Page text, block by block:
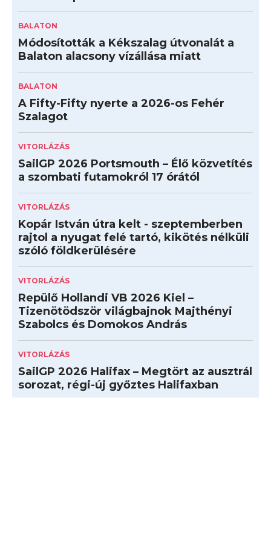
BALATON
Módosították a Kékszalag útvonalát a
Balaton alacsony vízállása miatt
BALATON
A Fifty-Fifty nyerte a 2026-os Fehér
Szalagot
VITORLÁZÁS
SailGP 2026 Portsmouth – Élő közvetítés
a szombati futamokról 17 órától
VITORLÁZÁS
Kopár István útra kelt - szeptemberben
rajtol a nyugat felé tartó, kikötés nélküli
szóló földkerülésére
VITORLÁZÁS
Repülő Hollandi VB 2026 Kiel –
Tizenötödször világbajnok Majthényi
Szabolcs és Domokos András
VITORLÁZÁS
SailGP 2026 Halifax – Megtört az ausztrál
sorozat, régi-új győztes Halifaxban